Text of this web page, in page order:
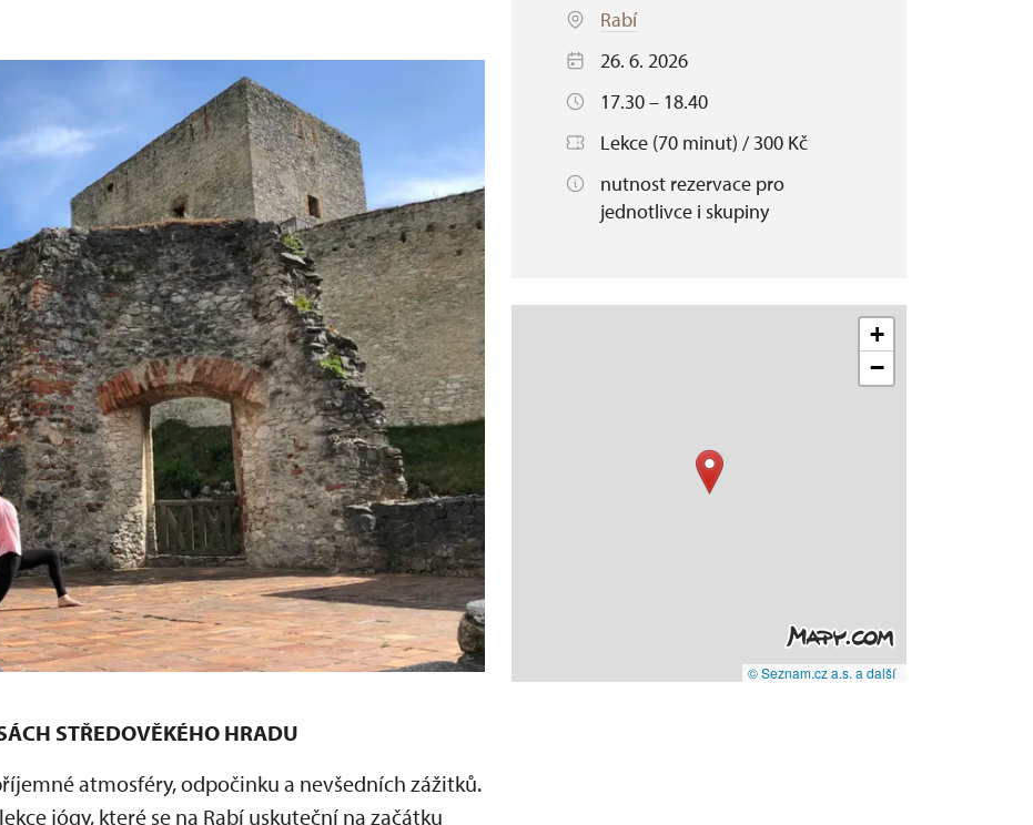
STŘEDOVĚKÉHO HRADU
atmosféry, odpočinku a nevšedních zážitků.
jógy, které se na Rabí uskuteční na začátku
Rabí
26. 6. 2026
17.30 – 18.40
Lekce (70 minut) / 300 Kč
nutnost rezervace pro
jednotlivce i skupiny
+
−
© Seznam.cz a.s. a další